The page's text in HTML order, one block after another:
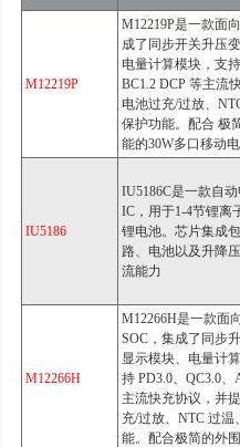
M12219P
M12219P是一款面
成了同步开关升压
电量计算模块，支
BC1.2 DCP 等主流
电池过充/过放、
保护功能。配合 极
能的30W多口移动
IU5186
IU5186C是一款自
IC，用于1-4节锂离
锂电池。芯片集成
路、电池以及升降
流能力
M12266H
M12266H是一款面
SOC，集成了同步
显示模块、电量计
持 PD3.0、QC3.0、
主流快充协议，并
充/过放、NTC 过
能。配合极简的外